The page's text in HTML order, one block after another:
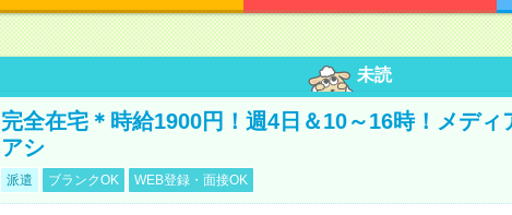
未読
完全在宅＊時給1900円！週4日＆10～16時！メディ
アシ
派遣 ブランクOK WEB登録・面接OK